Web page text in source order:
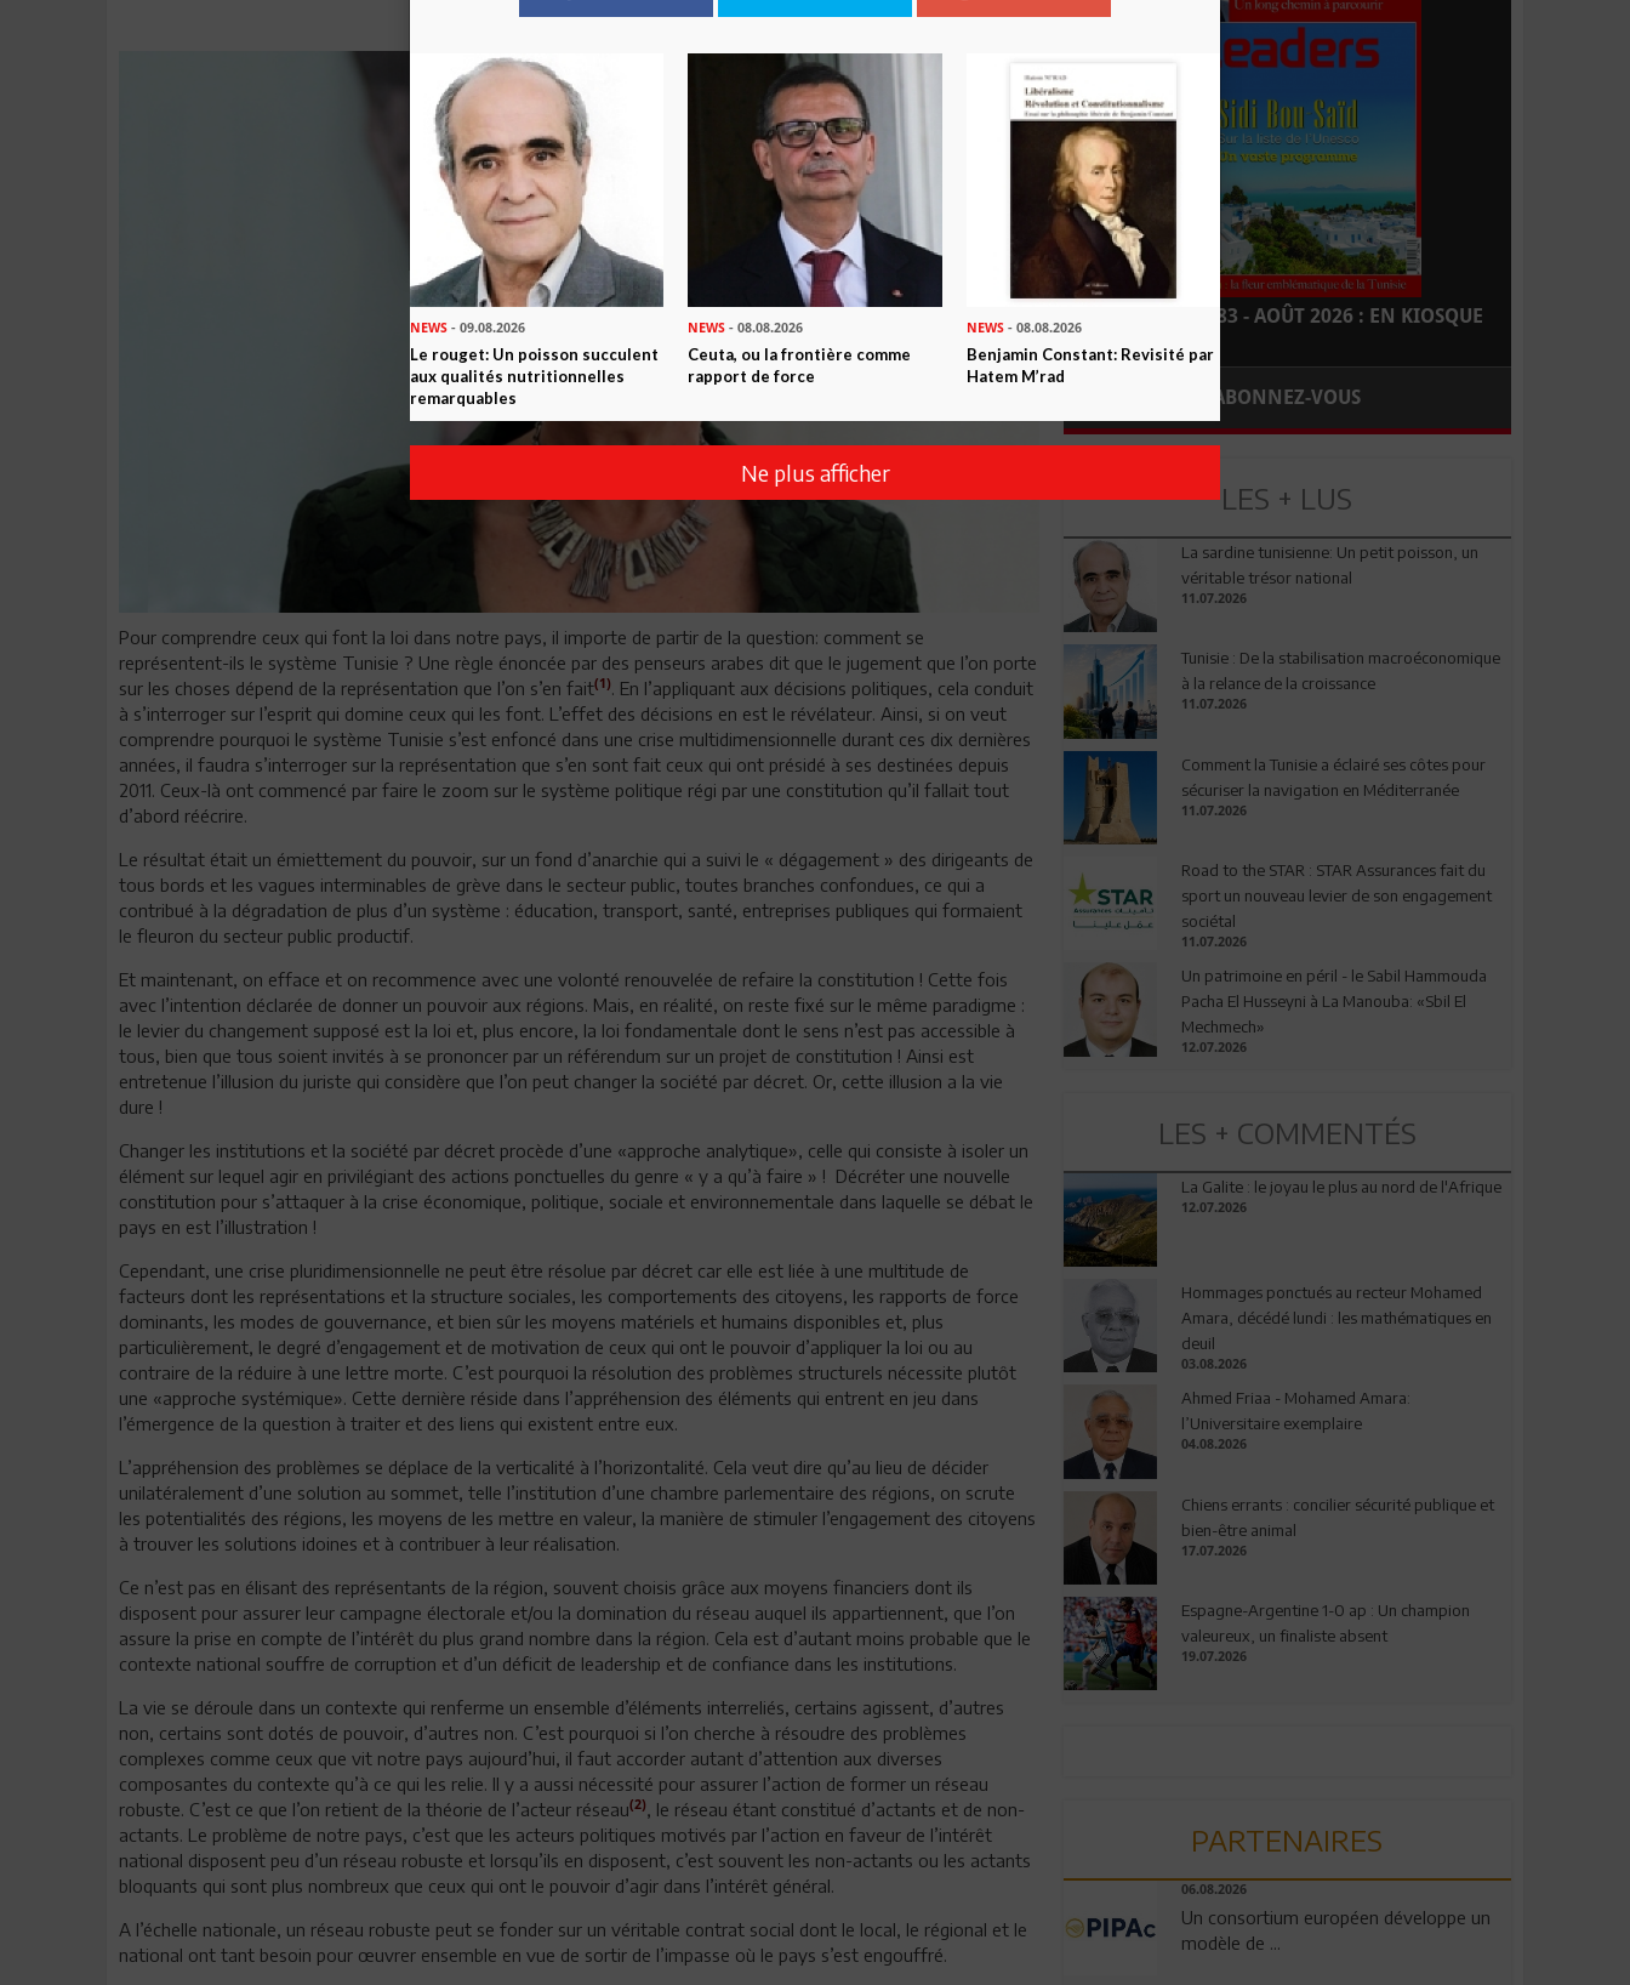
Pour comprendre ceux qui font la loi dans notre pays, il importe de partir de la question: comment se
représentent-ils le système Tunisie ? Une règle énoncée par des penseurs arabes dit que le jugement que l’on porte
sur les choses dépend de la représentation que l’on s’en fait(1). En l’appliquant aux décisions politiques, cela conduit
à s’interroger sur l’esprit qui domine ceux qui les font. L’effet des décisions en est le révélateur. Ainsi, si on veut
comprendre pourquoi le système Tunisie s’est enfoncé dans une crise multidimensionnelle durant ces dix dernières
années, il faudra s’interroger sur la représentation que s’en sont fait ceux qui ont présidé à ses destinées depuis
2011. Ceux-là ont commencé par faire le zoom sur le système politique régi par une constitution qu’il fallait tout
d’abord réécrire.
Le résultat était un émiettement du pouvoir, sur un fond d’anarchie qui a suivi le « dégagement » des dirigeants de
tous bords et les vagues interminables de grève dans le secteur public, toutes branches confondues, ce qui a
contribué à la dégradation de plus d’un système : éducation, transport, santé, entreprises publiques qui formaient
le fleuron du secteur public productif.
Et maintenant, on efface et on recommence avec une volonté renouvelée de refaire la constitution ! Cette fois
avec l’intention déclarée de donner un pouvoir aux régions. Mais, en réalité, on reste fixé sur le même paradigme :
le levier du changement supposé est la loi et, plus encore, la loi fondamentale dont le sens n’est pas accessible à
tous, bien que tous soient invités à se prononcer par un référendum sur un projet de constitution ! Ainsi est
entretenue l’illusion du juriste qui considère que l’on peut changer la société par décret. Or, cette illusion a la vie
dure !
Changer les institutions et la société par décret procède d’une «approche analytique», celle qui consiste à isoler un
élément sur lequel agir en privilégiant des actions ponctuelles du genre « y a qu’à faire » ! Décréter une nouvelle
constitution pour s’attaquer à la crise économique, politique, sociale et environnementale dans laquelle se débat le
pays en est l’illustration !
Cependant, une crise pluridimensionnelle ne peut être résolue par décret car elle est liée à une multitude de
facteurs dont les représentations et la structure sociales, les comportements des citoyens, les rapports de force
dominants, les modes de gouvernance, et bien sûr les moyens matériels et humains disponibles et, plus
particulièrement, le degré d’engagement et de motivation de ceux qui ont le pouvoir d’appliquer la loi ou au
contraire de la réduire à une lettre morte. C’est pourquoi la résolution des problèmes structurels nécessite plutôt
une «approche systémique». Cette dernière réside dans l’appréhension des éléments qui entrent en jeu dans
l’émergence de la question à traiter et des liens qui existent entre eux.
L’appréhension des problèmes se déplace de la verticalité à l’horizontalité. Cela veut dire qu’au lieu de décider
unilatéralement d’une solution au sommet, telle l’institution d’une chambre parlementaire des régions, on scrute
les potentialités des régions, les moyens de les mettre en valeur, la manière de stimuler l’engagement des citoyens
à trouver les solutions idoines et à contribuer à leur réalisation.
Ce n’est pas en élisant des représentants de la région, souvent choisis grâce aux moyens financiers dont ils
disposent pour assurer leur campagne électorale et/ou la domination du réseau auquel ils appartiennent, que l’on
assure la prise en compte de l’intérêt du plus grand nombre dans la région. Cela est d’autant moins probable que le
contexte national souffre de corruption et d’un déficit de leadership et de confiance dans les institutions.
La vie se déroule dans un contexte qui renferme un ensemble d’éléments interreliés, certains agissent, d’autres
non, certains sont dotés de pouvoir, d’autres non. C’est pourquoi si l’on cherche à résoudre des problèmes
complexes comme ceux que vit notre pays aujourd’hui, il faut accorder autant d’attention aux diverses
composantes du contexte qu’à ce qui les relie. Il y a aussi nécessité pour assurer l’action de former un réseau
robuste. C’est ce que l’on retient de la théorie de l’acteur réseau(2), le réseau étant constitué d’actants et de non-
actants. Le problème de notre pays, c’est que les acteurs politiques motivés par l’action en faveur de l’intérêt
national disposent peu d’un réseau robuste et lorsqu’ils en disposent, c’est souvent les non-actants ou les actants
bloquants qui sont plus nombreux que ceux qui ont le pouvoir d’agir dans l’intérêt général.
A l’échelle nationale, un réseau robuste peut se fonder sur un véritable contrat social dont le local, le régional et le
national ont tant besoin pour œuvrer ensemble en vue de sortir de l’impasse où le pays s’est engouffré.
LEADERS N° 183 - AOÛT 2026 : EN KIOSQUE
ABONNEZ-VOUS
LES + LUS
La sardine tunisienne: Un petit poisson, un
véritable trésor national
11.07.2026
Tunisie : De la stabilisation macroéconomique
à la relance de la croissance
11.07.2026
Comment la Tunisie a éclairé ses côtes pour
sécuriser la navigation en Méditerranée
11.07.2026
Road to the STAR : STAR Assurances fait du
sport un nouveau levier de son engagement
sociétal
11.07.2026
Un patrimoine en péril - le Sabil Hammouda
Pacha El Husseyni à La Manouba: «Sbil El
Mechmech»
12.07.2026
LES + COMMENTÉS
La Galite : le joyau le plus au nord de l'Afrique
12.07.2026
Hommages ponctués au recteur Mohamed
Amara, décédé lundi : les mathématiques en
deuil
03.08.2026
Ahmed Friaa - Mohamed Amara:
l’Universitaire exemplaire
04.08.2026
Chiens errants : concilier sécurité publique et
bien-être animal
17.07.2026
Espagne-Argentine 1-0 ap : Un champion
valeureux, un finaliste absent
19.07.2026
PARTENAIRES
06.08.2026
Un consortium européen développe un
modèle de ...
NEWS - 09.08.2026
Le rouget: Un poisson succulent
aux qualités nutritionnelles
remarquables
NEWS - 08.08.2026
Ceuta, ou la frontière comme
rapport de force
NEWS- 08.08.2026
Benjamin Constant: Revisité par
Hatem M’rad
Ne plus afficher